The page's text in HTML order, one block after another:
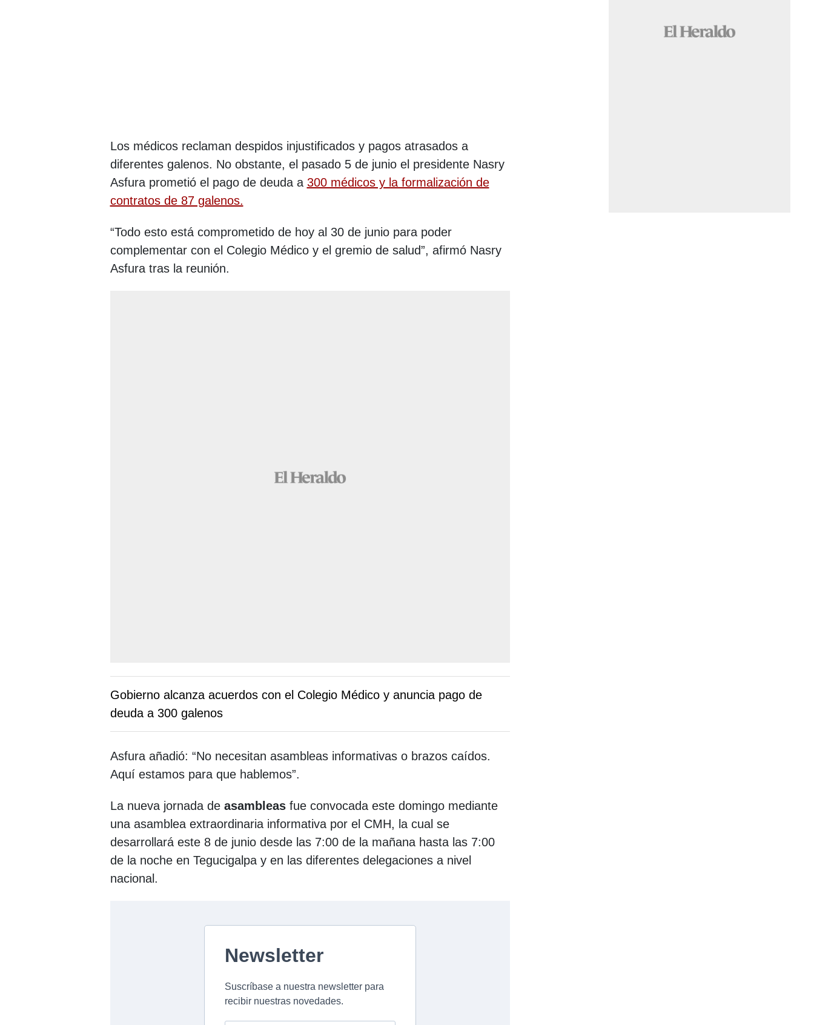
Los médicos reclaman despidos injustificados y pagos atrasados a
diferentes galenos. No obstante, el pasado 5 de junio el presidente Nasry
Asfura prometió el pago de deuda a 300 médicos y la formalización de
contratos de 87 galenos.
“Todo esto está comprometido de hoy al 30 de junio para poder
complementar con el Colegio Médico y el gremio de salud”, afirmó Nasry
Asfura tras la reunión.
Gobierno alcanza acuerdos con el Colegio Médico y anuncia pago de
deuda a 300 galenos
Asfura añadió: “No necesitan asambleas informativas o brazos caídos.
Aquí estamos para que hablemos”.
La nueva jornada de asambleasfue convocada este domingo mediante
una asamblea extraordinaria informativa por el CMH, la cual se
desarrollará este 8 de junio desde las 7:00 de la mañana hasta las 7:00
de la noche en Tegucigalpa y en las diferentes delegaciones a nivel
nacional.